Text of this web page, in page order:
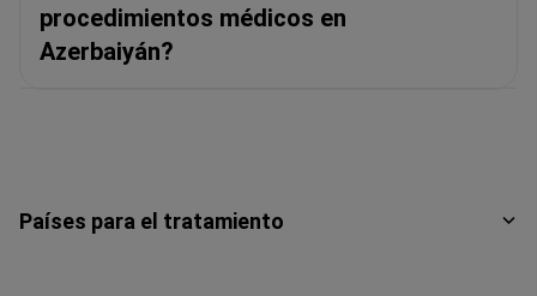
procedimientos médicos en
Azerbaiyán?
Países para el tratamiento